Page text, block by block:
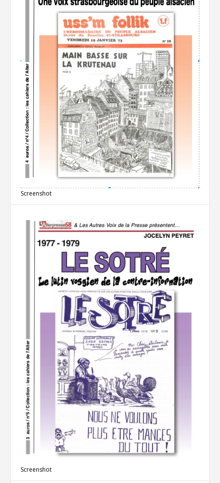
Screenshot
Screenshot